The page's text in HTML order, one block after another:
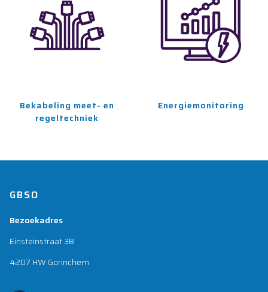
Bekabeling meet- en
regeltechniek
Energiemonitoring
GBSO
Bezoekadres
Einsteinstraat 3B
4207 HW Gorinchem